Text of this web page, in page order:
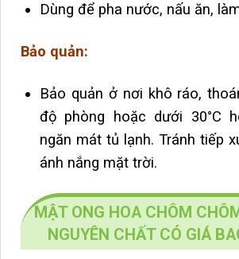
Dùng để pha nước, nấu ăn,
Bảo quản:
Bảo quản ở nơi khô ráo,
độ phòng hoặc dưới 30°C
ngăn mát tủ lạnh. Tránh tiếp
ánh nắng mặt trời.
MẬT ONG HOA CHÔM
NGUYÊN CHẤT CÓ GIÁ